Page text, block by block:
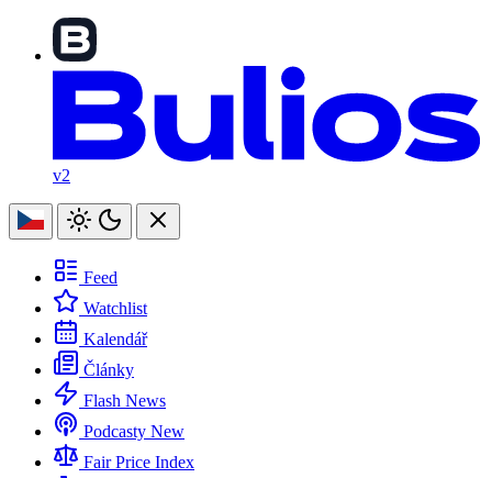
v2
Feed
Watchlist
Kalendář
Články
Flash News
Podcasty New
Fair Price Index